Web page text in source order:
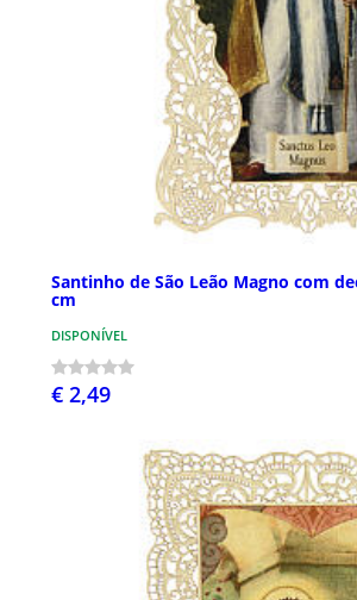
Santinho de São Leão Magno com
cm
DISPONÍVEL
€ 2,49